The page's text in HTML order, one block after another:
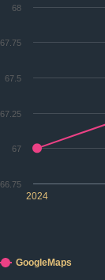
2024
66.75
67
67.25
67.5
67.75
68
GoogleMaps